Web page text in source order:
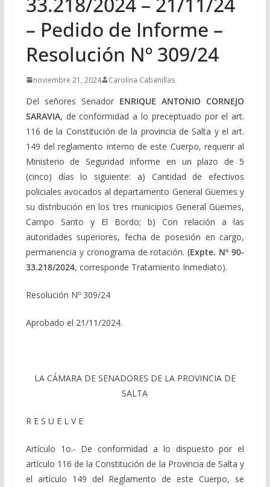
– Pedido de Informe –
Resolución Nº 309/24
noviembre 21, 2024 Carolina Cabanillas
Del señores Senador ENRIQUE ANTONIO CORNEJO
SARAVIA, de conformidad a lo preceptuado por el art.
116 de la Constitución de la provincia de Salta y el art.
149 del reglamento interno de este Cuerpo, requerir al
Ministerio de Seguridad informe en un plazo de 5
(cinco) días lo siguiente: a) Cantidad de efectivos
policiales avocados al departamento General Güemes y
su distribución en los tres municipios General Güemes,
Campo Santo y El Bordo; b) Con relación a las
autoridades superiores, fecha de posesión en cargo,
permanencia y cronograma de rotación.(Expte. Nº 90-
33.218/2024, corresponde Tratamiento Inmediato).
Resolución Nº 309/24
Aprobado el 21/11/2024.
LA CÁMARA DE SENADORES DE LA PROVINCIA DE
SALTA
R E S U E L V E
Artículo 1o.- De conformidad a lo dispuesto por el
artículo 116 de la Constitución de la Provincia de Salta y
el artículo 149 del Reglamento de este Cuerpo, se